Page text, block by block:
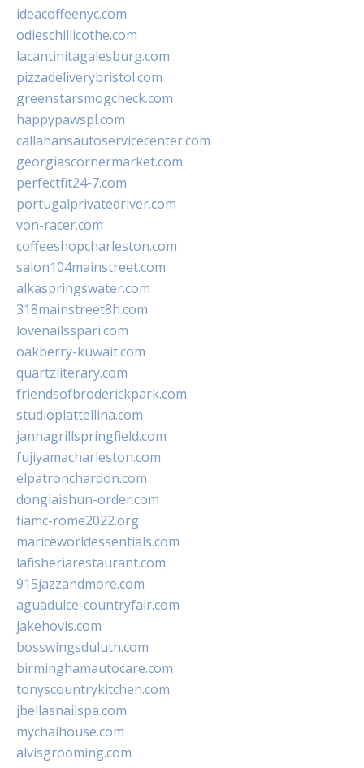
ideacoffeenyc.com
odieschillicothe.com
lacantinitagalesburg.com
pizzadeliverybristol.com
greenstarsmogcheck.com
happypawspl.com
callahansautoservicecenter.com
georgiascornermarket.com
perfectfit24-7.com
portugalprivatedriver.com
von-racer.com
coffeeshopcharleston.com
salon104mainstreet.com
alkaspringswater.com
318mainstreet8h.com
lovenailsspari.com
oakberry-kuwait.com
quartzliterary.com
friendsofbroderickpark.com
studiopiattellina.com
jannagrillspringfield.com
fujiyamacharleston.com
elpatronchardon.com
donglaishun-order.com
fiamc-rome2022.org
mariceworldessentials.com
lafisheriarestaurant.com
915jazzandmore.com
aguadulce-countryfair.com
jakehovis.com
bosswingsduluth.com
birminghamautocare.com
tonyscountrykitchen.com
jbellasnailspa.com
mychaihouse.com
alvisgrooming.com